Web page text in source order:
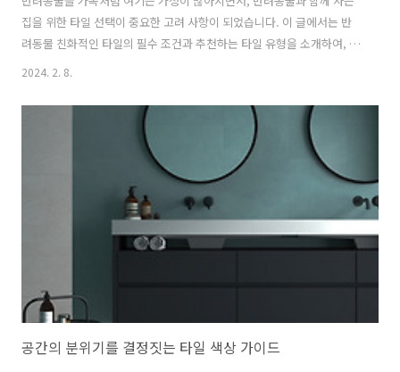
집을 위한 타일 선택이 중요한 고려 사항이 되었습니다. 이 글에서는 반
려동물 친화적인 타일의 필수 조건과 추천하는 타일 유형을 소개하여, 반
려동물과 함께 살아가는 가정에서도 아름다움과 기능성을 겸비한 인테
을 키우는 가정에서 바닥재로 타일을 선택할 때, 내구성과 미끄럼 방지는
가장 중요한 고려 사항 중 두 가지입니다. 이러한 특성을 갖춘 타일은 반
려동물의 활동으로 인한 마모나 사고를 방지하고, 오랜 기간 동안 바닥의
아름다움과 기능성을 유지하는 데 도움이 됩니다. 내구성의 중요성 반려
동물의 발톱 저항 : 반려동물, 특히 개와 고양이의 발톱은 바닥재에 스크
2024. 2. 8.
공간의 분위기를 결정짓는 타일 색상 가이드